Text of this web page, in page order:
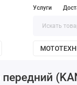
Услуги